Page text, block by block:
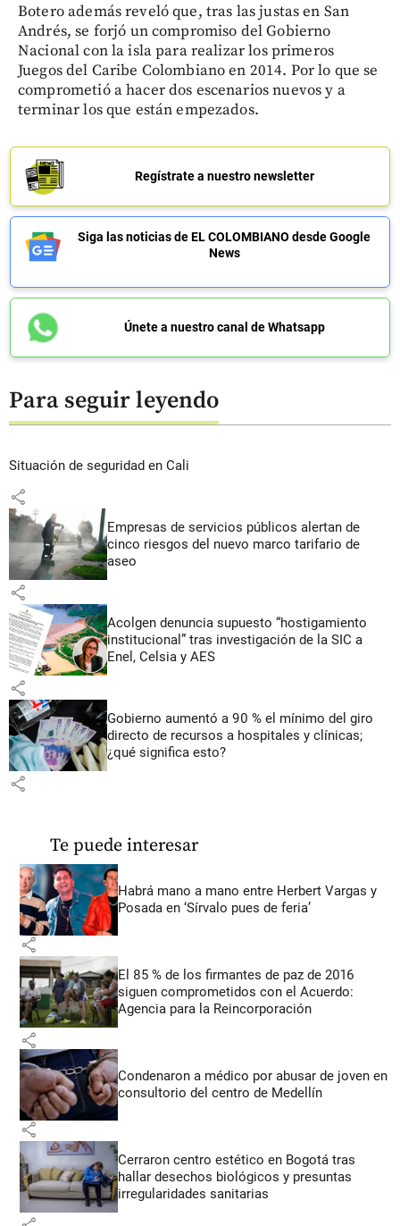
Botero además reveló que, tras las justas en San
Andrés, se forjó un compromiso del Gobierno
Nacional con la isla para realizar los primeros
Juegos del Caribe Colombiano en 2014. Por lo que se
comprometió a hacer dos escenarios nuevos y a
terminar los que están empezados.
Regístrate a nuestro newsletter
Siga las noticias de EL COLOMBIANO desde Google
News
Únete a nuestro canal de Whatsapp
Para seguir leyendo
Situación de seguridad en Cali
share
Empresas de servicios públicos alertan de
cinco riesgos del nuevo marco tarifario de
aseo
share
Acolgen denuncia supuesto “hostigamiento
institucional” tras investigación de la SIC a
Enel, Celsia y AES
share
Gobierno aumentó a 90 % el mínimo del giro
directo de recursos a hospitales y clínicas;
¿qué significa esto?
share
Te puede interesar
Habrá mano a mano entre Herbert Vargas y
Posada en ‘Sírvalo pues de feria’
share
El 85 % de los firmantes de paz de 2016
siguen comprometidos con el Acuerdo:
Agencia para la Reincorporación
share
Condenaron a médico por abusar de joven en
consultorio del centro de Medellín
share
Cerraron centro estético en Bogotá tras
hallar desechos biológicos y presuntas
irregularidades sanitarias